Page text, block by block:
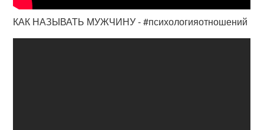
КАК НАЗЫВАТЬ МУЖЧИНУ - #психологияотношений